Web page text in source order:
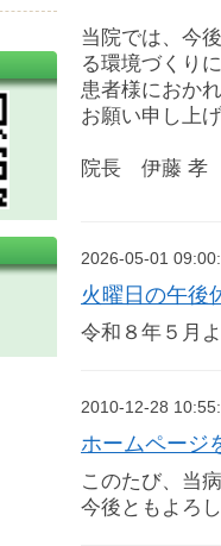
当院では、今
る環境づくり
患者様におか
お願い申し上
院長 伊藤 孝
2026-05-01
火曜日の午後
令和８年５月
2010-12-28
ホームページ
このたび、当
今後ともよろ